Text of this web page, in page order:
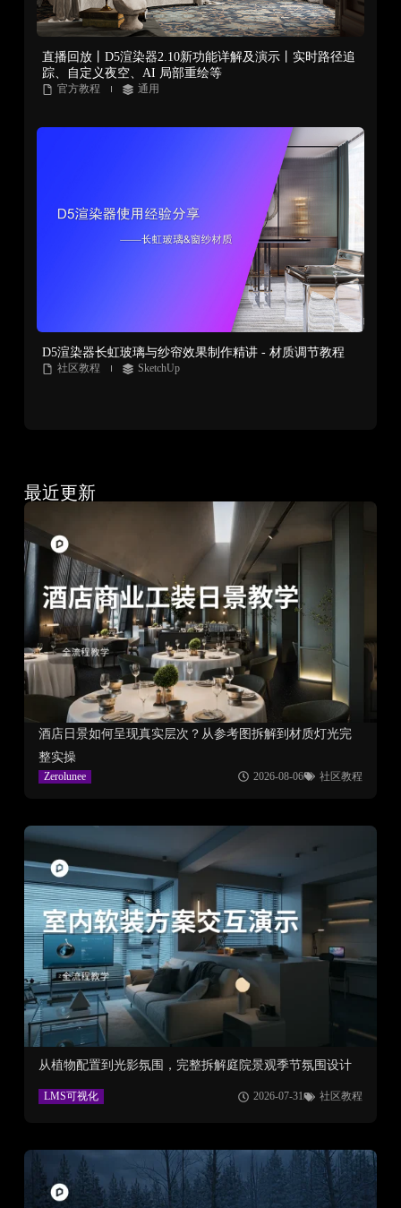
直播回放丨D5渲染器2.10新功能详解及演示丨实时路径追
踪、自定义夜空、AI 局部重绘等
官方教程 通用
D5渲染器长虹玻璃与纱帘效果制作精讲 - 材质调节教程
社区教程 SketchUp
最近更新
酒店日景如何呈现真实层次？从参考图拆解到材质灯光完
整实操
Zerolunee 2026-08-06 社区教程
从植物配置到光影氛围，完整拆解庭院景观季节氛围设计
LMS可视化 2026-07-31 社区教程